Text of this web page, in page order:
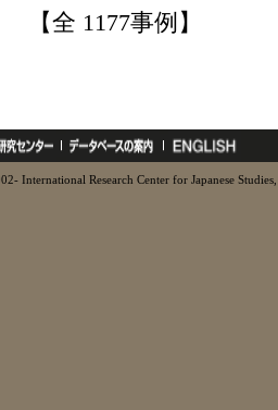
【全 1177事例】
International Research Center for Japanese